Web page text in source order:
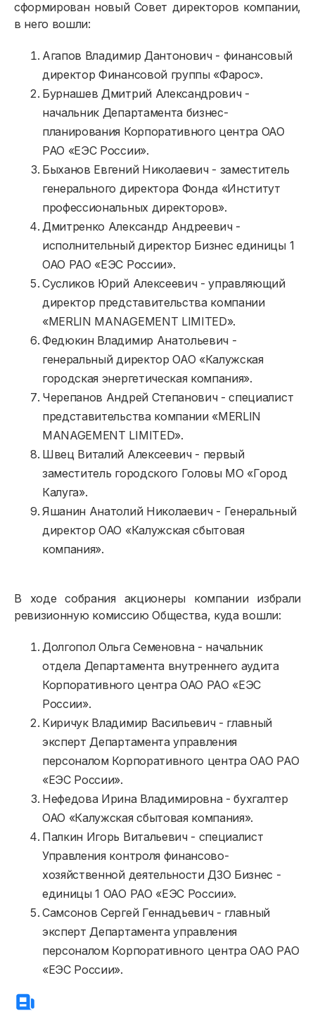
сформирован новый Совет директоров компании,
в него вошли:
Агапов Владимир Дантонович - финансовый
директор Финансовой группы «Фарос».
Бурнашев Дмитрий Александрович -
начальник Департамента бизнес-
планирования Корпоративного центра ОАО
РАО «ЕЭС России».
Быханов Евгений Николаевич - заместитель
генерального директора Фонда «Институт
профессиональных директоров».
Дмитренко Александр Андреевич -
исполнительный директор Бизнес единицы 1
ОАО РАО «ЕЭС России».
Сусликов Юрий Алексеевич - управляющий
директор представительства компании
«MERLIN MANAGEMENT LIMITED».
Федюкин Владимир Анатольевич -
генеральный директор ОАО «Калужская
городская энергетическая компания».
Черепанов Андрей Степанович - специалист
представительства компании «MERLIN
MANAGEMENT LIMITED».
Швец Виталий Алексеевич - первый
заместитель городского Головы МО «Город
Калуга».
Яшанин Анатолий Николаевич - Генеральный
директор ОАО «Калужская сбытовая
компания».
В ходе собрания акционеры компании избрали
ревизионную комиссию Общества, куда вошли:
Долгопол Ольга Семеновна - начальник
отдела Департамента внутреннего аудита
Корпоративного центра ОАО РАО «ЕЭС
России».
Киричук Владимир Васильевич - главный
эксперт Департамента управления
персоналом Корпоративного центра ОАО РАО
«ЕЭС России».
Нефедова Ирина Владимировна - бухгалтер
ОАО «Калужская сбытовая компания».
Палкин Игорь Витальевич - специалист
Управления контроля финансово-
хозяйственной деятельности ДЗО Бизнес -
единицы 1 ОАО РАО «ЕЭС России».
Самсонов Сергей Геннадьевич - главный
эксперт Департамента управления
персоналом Корпоративного центра ОАО РАО
«ЕЭС России».
Физическим лицам
Договор энергоснабжения
Расчёты и оплата
Приборы учёта и показания
Должникам
Онлайн-сервисы
Полезное